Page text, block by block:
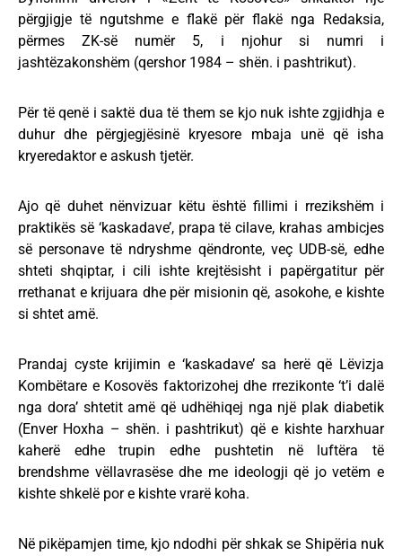
përgjigje të ngutshme e flakë për flakë nga Redaksia,
përmes ZK-së numër 5, i njohur si numri i
jashtëzakonshëm (qershor 1984 – shën. i pashtrikut).
Për të qenë i saktë dua të them se kjo nuk ishte zgjidhja e
duhur dhe përgjegjësinë kryesore mbaja unë që isha
kryeredaktor e askush tjetër.
Ajo që duhet nënvizuar këtu është fillimi i rrezikshëm i
praktikës së ‘kaskadave’, prapa të cilave, krahas ambicjes
së personave të ndryshme qëndronte, veç UDB-së, edhe
shteti shqiptar, i cili ishte krejtësisht i papërgatitur për
rrethanat e krijuara dhe për misionin që, asokohe, e kishte
si shtet amë.
Prandaj cyste krijimin e ‘kaskadave’ sa herë që Lëvizja
Kombëtare e Kosovës faktorizohej dhe rrezikonte ‘t’i dalë
nga dora’ shtetit amë që udhëhiqej nga një plak diabetik
(Enver Hoxha – shën. i pashtrikut) që e kishte harxhuar
kaherë edhe trupin edhe pushtetin në luftëra të
brendshme vëllavrasëse dhe me ideologji që jo vetëm e
kishte shkelë por e kishte vrarë koha.
Në pikëpamjen time, kjo ndodhi për shkak se Shipëria nuk